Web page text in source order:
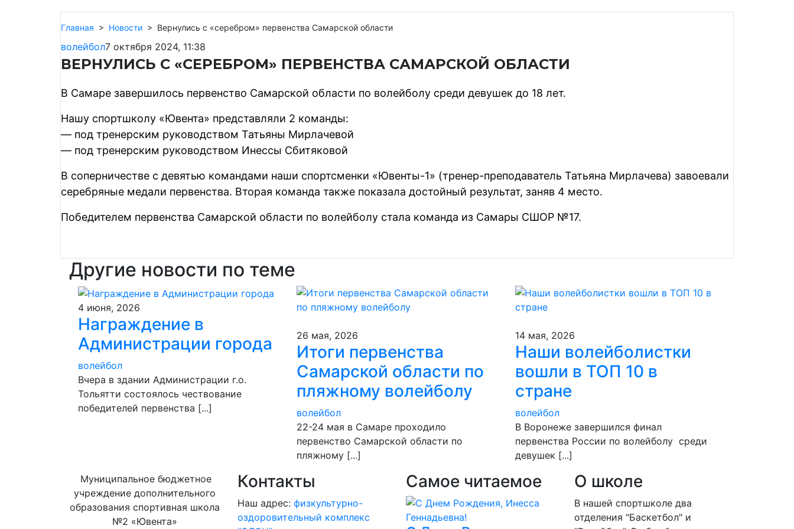
Главная > Новости > Вернулись с «серебром» первенства Самарской области
волейбол7 октября 2024, 11:38
ВЕРНУЛИСЬ С «СЕРЕБРОМ» ПЕРВЕНСТВА САМАРСКОЙ ОБЛАСТИ
В Самаре завершилось первенство Самарской области по волейболу среди девушек до 18 лет.
Нашу спортшколу «Ювента» представляли 2 команды:
— под тренерским руководством Татьяны Мирлачевой
— под тренерским руководством Инессы Сбитяковой
В соперничестве с девятью командами наши спортсменки «Ювенты-1» (тренер-преподаватель Татьяна Мирлачева) завоевали
серебряные медали первенства. Вторая команда также показала достойный результат, заняв 4 место.
Победителем первенства Самарской области по волейболу стала команда из Самары СШОР №17.
Другие новости по теме
4 июня, 2026
Награждение в
Администрации города
волейбол
Вчера в здании Администрации г.о.
Тольятти состоялось чествование
победителей первенства [...]
26 мая, 2026
Итоги первенства
Самарской области по
пляжному волейболу
волейбол
22-24 мая в Самаре проходило
первенство Самарской области по
пляжному [...]
14 мая, 2026
Наши волейболистки
вошли в ТОП 10 в
стране
волейбол
В Воронеже завершился финал
первенства России по волейболу среди
девушек [...]
Муниципальное бюджетное
учреждение дополнительного
образования спортивная школа
№2 «Ювента»
Контакты
Наш адрес: физкультурно-
оздоровительный комплекс
Самое читаемое О школе
В нашей спортшколе два
отделения "Баскетбол" и